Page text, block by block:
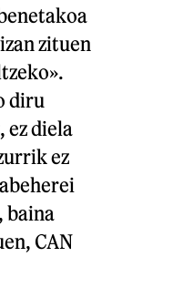
zituen
diru
diela
ez
CAN